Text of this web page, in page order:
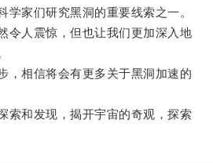
家们研究黑洞的重要线索之一。
人震惊，但也让我们更加深入地
相信将会有更多关于黑洞加速的
和发现，揭开宇宙的奇观，探索